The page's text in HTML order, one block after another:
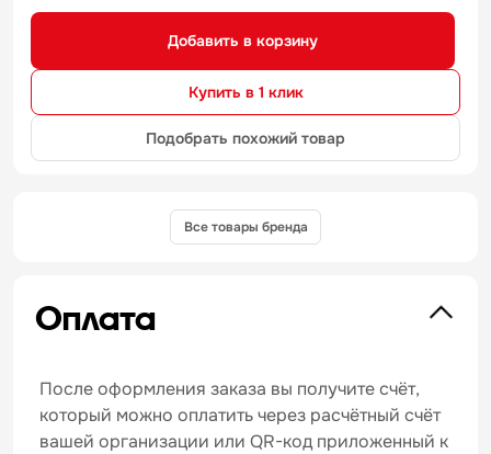
Добавить в корзину
Купить в 1 клик
Подобрать похожий товар
Все товары бренда
Оплата
После оформления заказа вы получите счёт,
который можно оплатить через расчётный счёт
вашей организации или QR-код приложенный к